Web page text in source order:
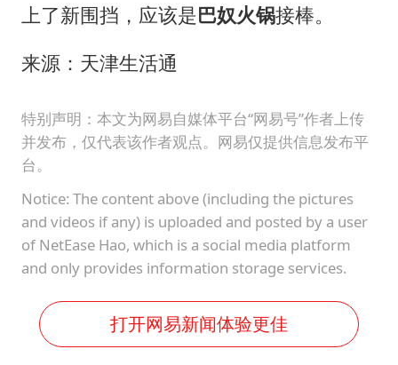
上了新围挡，应该是巴奴火锅接棒。
来源：天津生活通
特别声明：本文为网易自媒体平台“网易号”作者上传
并发布，仅代表该作者观点。网易仅提供信息发布平
台。
Notice: The content above (including the pictures
and videos if any) is uploaded and posted by a user
of NetEase Hao, which is a social media platform
and only provides information storage services.
打开网易新闻体验更佳